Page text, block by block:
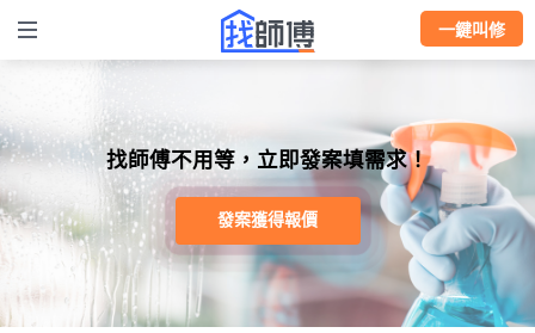
一鍵叫修
找師傅不用等，立即發案填需求！
發案獲得報價